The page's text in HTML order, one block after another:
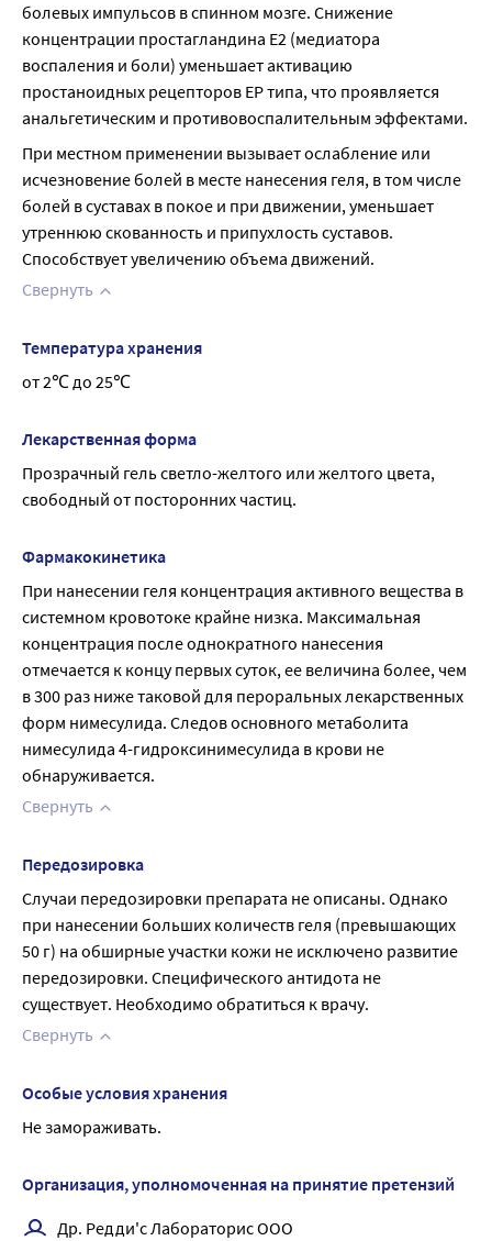
болевых импульсов в спинном мозге. Снижение
концентрации простагландина Е2 (медиатора
воспаления и боли) уменьшает активацию
простаноидных рецепторов ЕР типа, что проявляется
анальгетическим и противовоспалительным эффектами.
При местном применении вызывает ослабление или
исчезновение болей в месте нанесения геля, в том числе
болей в суставах в покое и при движении, уменьшает
утреннюю скованность и припухлость суставов.
Способствует увеличению объема движений.
Свернуть
Температура хранения
от 2℃ до 25℃
Лекарственная форма
Прозрачный гель светло-желтого или желтого цвета,
свободный от посторонних частиц.
Фармакокинетика
При нанесении геля концентрация активного вещества в
системном кровотоке крайне низка. Максимальная
концентрация после однократного нанесения
отмечается к концу первых суток, ее величина более, чем
в 300 раз ниже таковой для пероральных лекарственных
форм нимесулида. Следов основного метаболита
нимесулида 4-гидроксинимесулида в крови не
обнаруживается.
Свернуть
Передозировка
Случаи передозировки препарата не описаны. Однако
при нанесении больших количеств геля (превышающих
50 г) на обширные участки кожи не исключено развитие
передозировки. Специфического антидота не
существует. Необходимо обратиться к врачу.
Свернуть
Особые условия хранения
Не замораживать.
Организация, уполномоченная на принятие претензий
Др. Редди'с Лабораторис ООО